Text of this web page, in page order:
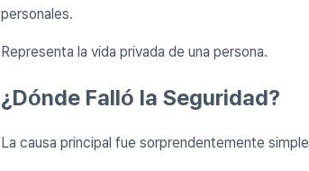
personales.
Representa la vida privada de una persona.
¿Dónde Falló la Seguridad?
La causa principal fue sorprendentemente